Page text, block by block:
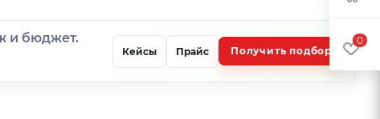
и бюджет.
Кейсы Прайс Получить подбор
0